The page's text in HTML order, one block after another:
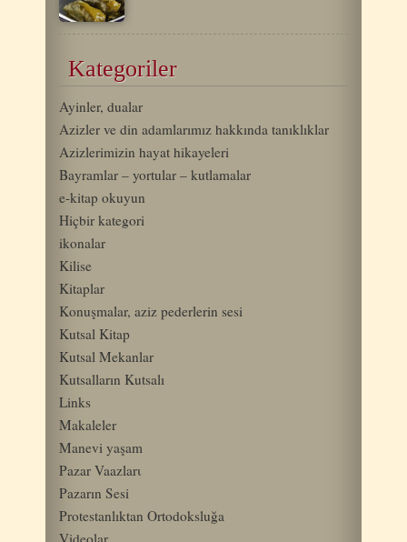
Kategoriler
Ayinler, dualar
Azizler ve din adamlarımız hakkında tanıklıklar
Azizlerimizin hayat hikayeleri
Bayramlar – yortular – kutlamalar
e-kitap okuyun
Hiçbir kategori
ikonalar
Kilise
Kitaplar
Konuşmalar, aziz pederlerin sesi
Kutsal Kitap
Kutsal Mekanlar
Kutsalların Kutsalı
Links
Makaleler
Manevi yaşam
Pazar Vaazlarι
Pazarın Sesi
Protestanlıktan Ortodoksluğa